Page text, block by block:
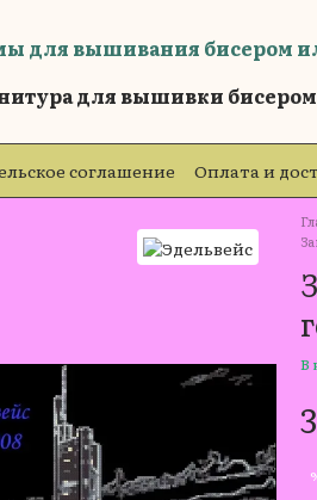
для вышивания бисером
для вышивки
соглашение Оплата и
Отзывы о магазине
В